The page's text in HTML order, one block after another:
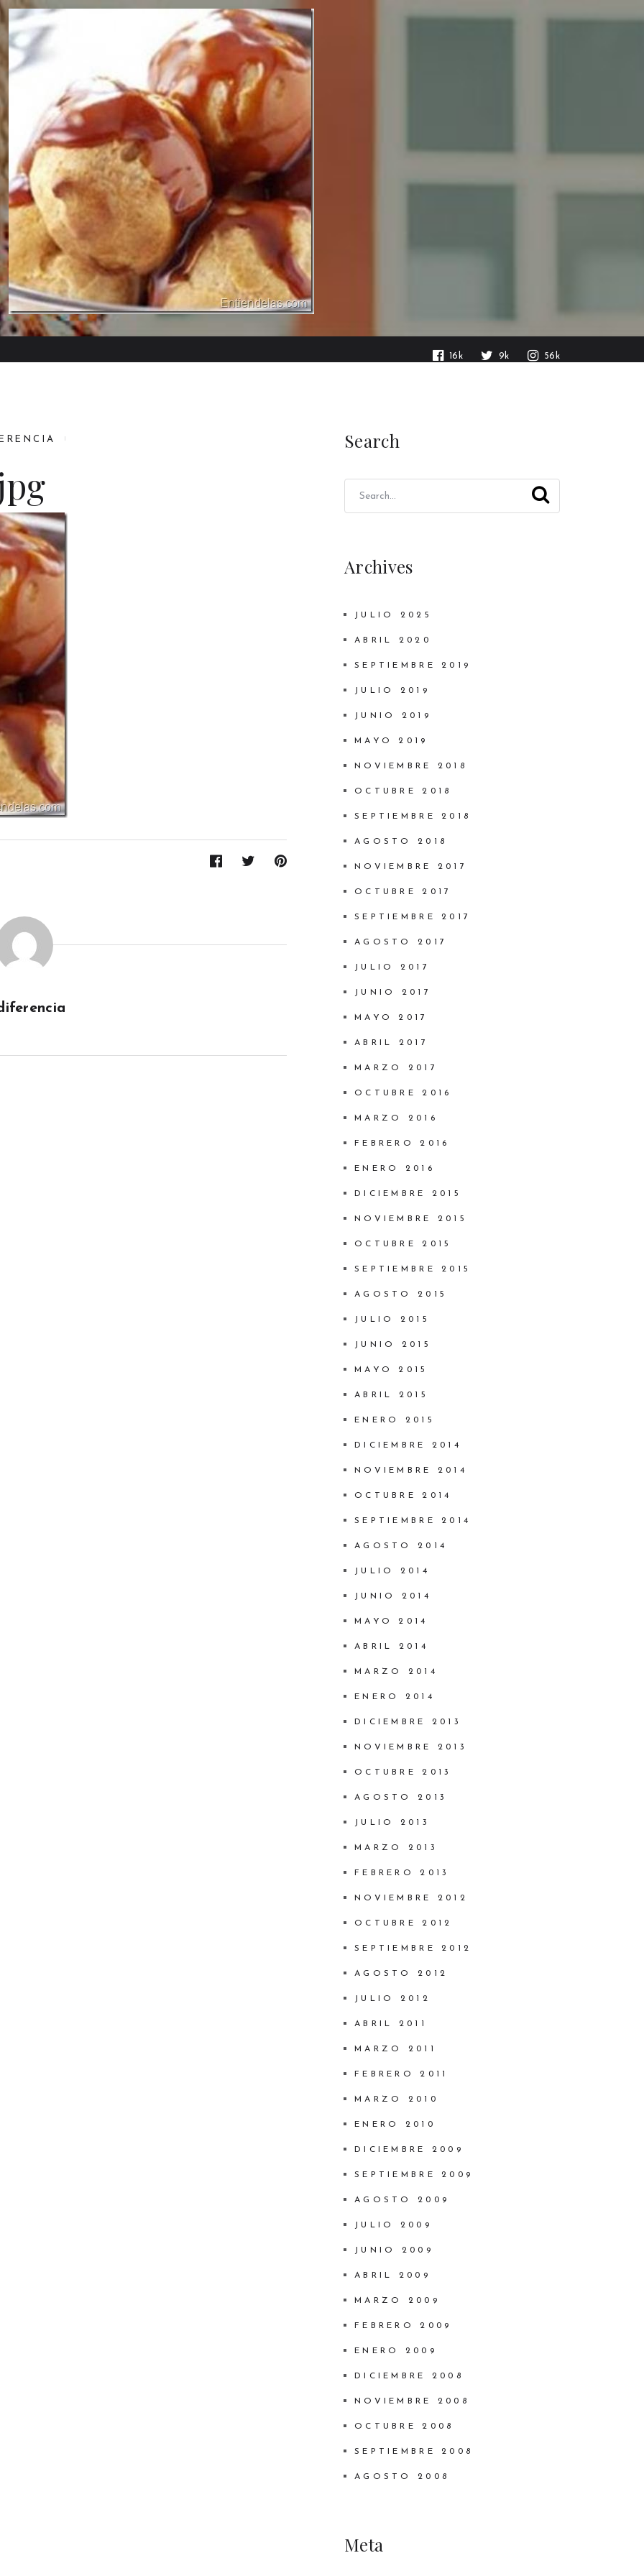
16k 9k 56k
Search
Archives
JULIO 2025
ABRIL 2020
SEPTIEMBRE 2019
JULIO 2019
JUNIO 2019
MAYO 2019
NOVIEMBRE 2018
OCTUBRE 2018
SEPTIEMBRE 2018
AGOSTO 2018
NOVIEMBRE 2017
OCTUBRE 2017
SEPTIEMBRE 2017
AGOSTO 2017
JULIO 2017
JUNIO 2017
MAYO 2017
ABRIL 2017
MARZO 2017
OCTUBRE 2016
MARZO 2016
FEBRERO 2016
ENERO 2016
DICIEMBRE 2015
NOVIEMBRE 2015
OCTUBRE 2015
SEPTIEMBRE 2015
AGOSTO 2015
JULIO 2015
JUNIO 2015
MAYO 2015
ABRIL 2015
ENERO 2015
DICIEMBRE 2014
NOVIEMBRE 2014
OCTUBRE 2014
SEPTIEMBRE 2014
AGOSTO 2014
JULIO 2014
JUNIO 2014
MAYO 2014
ABRIL 2014
MARZO 2014
ENERO 2014
DICIEMBRE 2013
NOVIEMBRE 2013
OCTUBRE 2013
AGOSTO 2013
JULIO 2013
MARZO 2013
FEBRERO 2013
NOVIEMBRE 2012
OCTUBRE 2012
SEPTIEMBRE 2012
AGOSTO 2012
JULIO 2012
ABRIL 2011
MARZO 2011
FEBRERO 2011
MARZO 2010
ENERO 2010
DICIEMBRE 2009
SEPTIEMBRE 2009
AGOSTO 2009
JULIO 2009
JUNIO 2009
ABRIL 2009
MARZO 2009
FEBRERO 2009
ENERO 2009
DICIEMBRE 2008
NOVIEMBRE 2008
OCTUBRE 2008
SEPTIEMBRE 2008
AGOSTO 2008
Meta